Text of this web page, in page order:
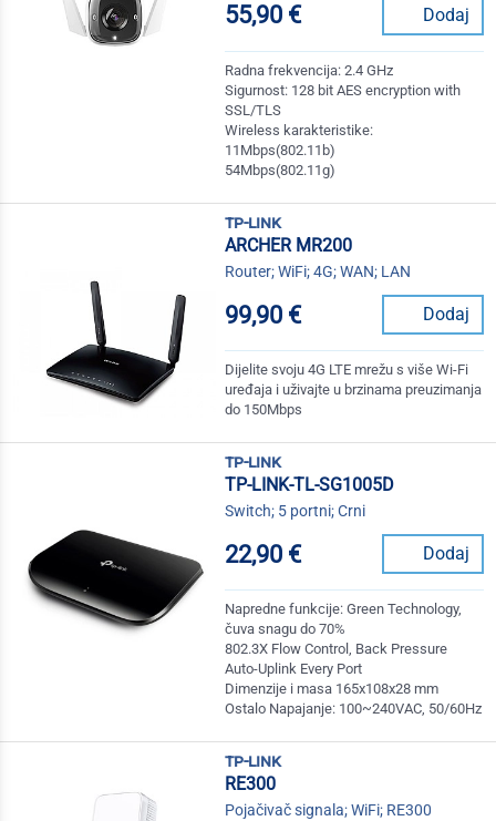
55,90 € Dodaj
Radna frekvencija: 2.4 GHz
Sigurnost: 128 bit AES encryption with
SSL/TLS
Wireless karakteristike:
11Mbps(802.11b)
54Mbps(802.11g)
tp-link
ARCHER MR200
Router; WiFi; 4G; WAN; LAN
99,90 € Dodaj
Dijelite svoju 4G LTE mrežu s više Wi-Fi
uređaja i uživajte u brzinama preuzimanja
do 150Mbps
tp-link
TP-LINK-TL-SG1005D
Switch; 5 portni; Crni
22,90 € Dodaj
Napredne funkcije: Green Technology,
čuva snagu do 70%
802.3X Flow Control, Back Pressure
Auto-Uplink Every Port
Dimenzije i masa 165x108x28 mm
Ostalo Napajanje: 100~240VAC, 50/60Hz
tp-link
RE300
Pojačivač signala; WiFi; RE300